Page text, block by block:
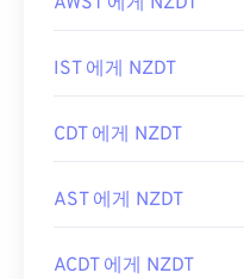
IST 에게 NZDT
CDT 에게 NZDT
AST 에게 NZDT
ACDT 에게 NZDT